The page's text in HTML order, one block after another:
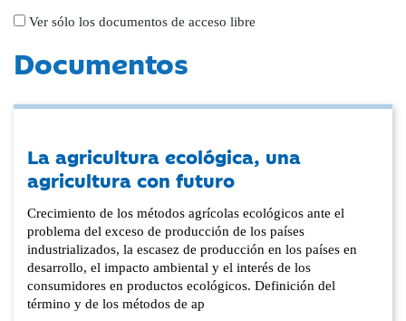
Ver sólo los documentos de acceso libre
Documentos
La agricultura ecológica, una
agricultura con futuro
Crecimiento de los métodos agrícolas ecológicos ante el
problema del exceso de producción de los países
industrializados, la escasez de producción en los países en
desarrollo, el impacto ambiental y el interés de los
consumidores en productos ecológicos. Definición del
término y de los métodos de ap